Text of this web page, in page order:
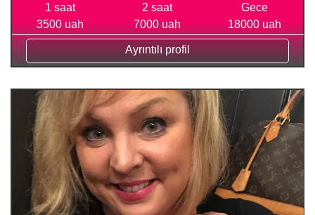
1 saat
3500 uah
2 saat
7000 uah
Gece
18000 uah
Ayrıntılı profil